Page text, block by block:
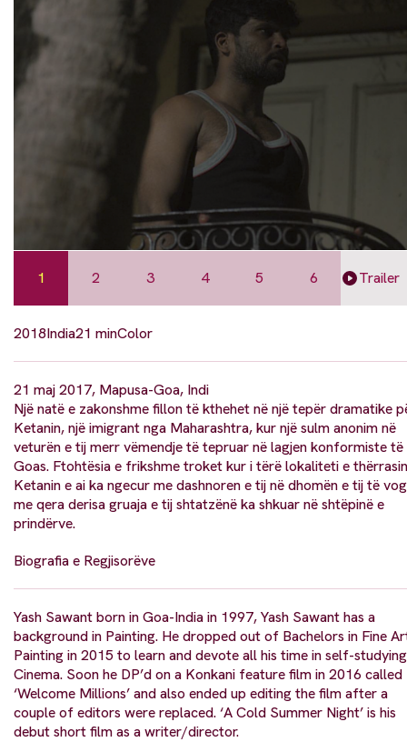
1 2 3 4 5 6 Trailer
2018India21 minColor
21 maj 2017, Mapusa-Goa, Indi
Një natë e zakonshme fillon të kthehet në një tepër dramatike
Ketanin, një imigrant nga Maharashtra, kur një sulm anonim në
veturën e tij merr vëmendje të tepruar në lagjen konformiste të
Goas. Ftohtësia e frikshme troket kur i tërë lokaliteti e thërrasin
Ketanin e ai ka ngecur me dashnoren e tij në dhomën e tij të
me qera derisa gruaja e tij shtatzënë ka shkuar në shtëpinë e
prindërve.
Biografia e Regjisorëve
Yash Sawant born in Goa-India in 1997, Yash Sawant has a
background in Painting. He dropped out of Bachelors in Fine
Painting in 2015 to learn and devote all his time in self-studying
Cinema. Soon he DP’d on a Konkani feature film in 2016 called
‘Welcome Millions’ and also ended up editing the film after a
couple of editors were replaced. ‘A Cold Summer Night’ is his
debut short film as a writer/director.